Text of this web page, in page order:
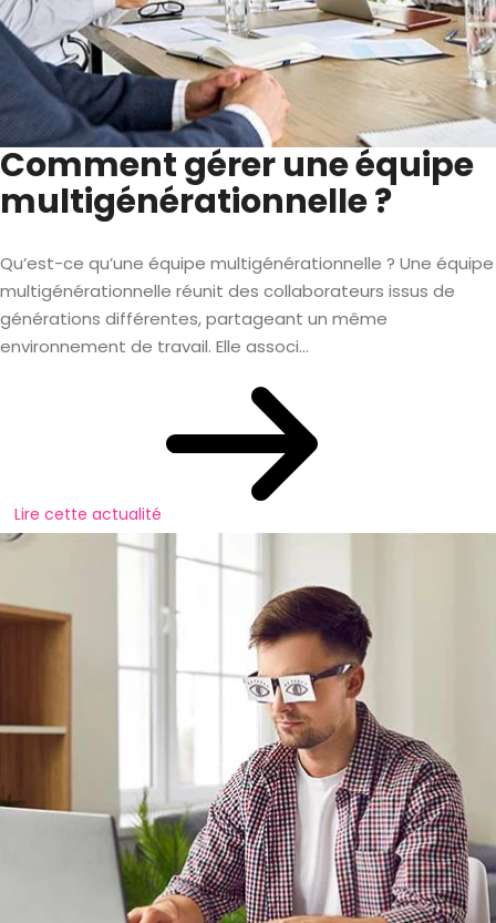
Comment gérer une équipe
multigénérationnelle ?
Qu’est-ce qu’une équipe multigénérationnelle ? Une équipe
multigénérationnelle réunit des collaborateurs issus de
générations différentes, partageant un même
environnement de travail. Elle associ...
Lire cette actualité